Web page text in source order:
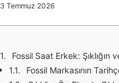
3 Temmuz 2026
Fossil Saat Erkek: Şıklığın
Fossil Markasının